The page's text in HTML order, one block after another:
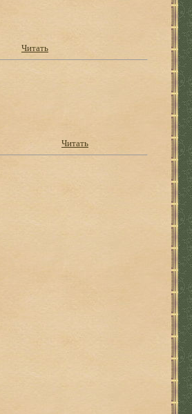
Читать
Читать